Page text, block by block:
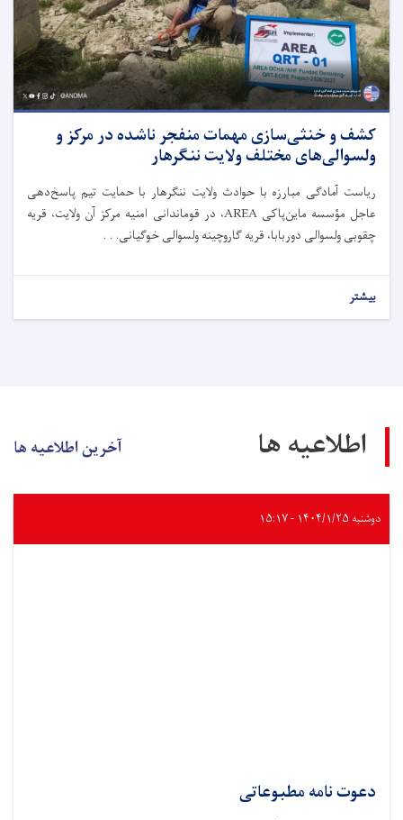
کشف و خنثی‌سازی مهمات منفجر ناشده در مرکز و
ولسوالی‌های مختلف ولایت ننگرهار
ریاست آمادگی مبارزه با حوادث ولایت ننگرهار با حمایت تیم پاسخ‌دهی
عاجل مؤسسه ماین‌پاکی AREA، در قوماندانی امنیه مرکز آن ولایت، قریه
چقو‌بی ولسوالی دوربابا، قریه گاروچینه ولسوالی خوگیانی. . .
بیشتر
اطلاعیه ها آخرین اطلاعیه ها
دوشنبه ۱۴۰۴/۱/۲۵ - ۱۵:۱۷
دعوت نامه مطبوعاتی